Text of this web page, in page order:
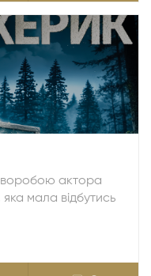
хворобою актора
мала відбутись